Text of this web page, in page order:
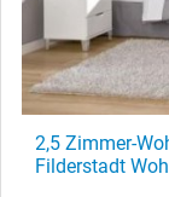
2,5 Zimmer-
Filderstadt